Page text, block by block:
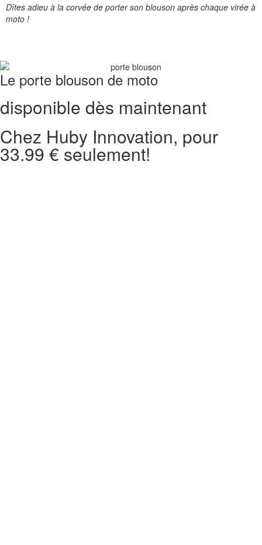
Dîtes adieu à la corvée de porter son blouson après chaque virée à
moto !
Le porte blouson de moto
disponible dès maintenant
Chez Huby Innovation, pour
33.99 € seulement!